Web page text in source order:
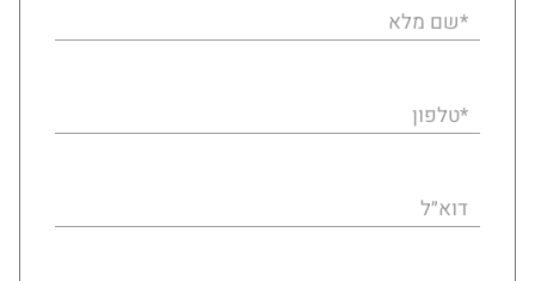
*שם מלא
*טלפון
דוא״ל